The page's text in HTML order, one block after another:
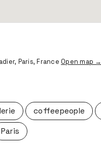
Paris, France Open map →
coffeepeople
Paris